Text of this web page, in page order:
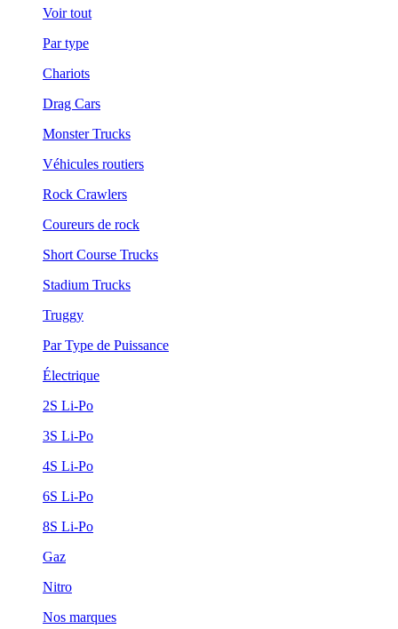
Voir tout
Par type
Chariots
Drag Cars
Monster Trucks
Véhicules routiers
Rock Crawlers
Coureurs de rock
Short Course Trucks
Stadium Trucks
Truggy
Par Type de Puissance
Électrique
2S Li-Po
3S Li-Po
4S Li-Po
6S Li-Po
8S Li-Po
Gaz
Nitro
Nos marques